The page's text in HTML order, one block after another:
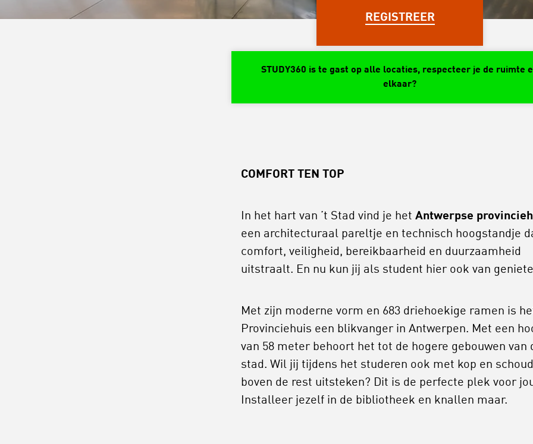
REGISTREER
STUDY360 is te gast op alle locaties, respecteer je de ruimte
elkaar?
COMFORT TEN TOP
In het hart van ’t Stad vind je het Antwerpse
een architecturaal pareltje en technisch hoogstandje
comfort, veiligheid, bereikbaarheid en duurzaamheid
uitstraalt. En nu kun jij als student hier ook van
Met zijn moderne vorm en 683 driehoekige ramen is
Provinciehuis een blikvanger in Antwerpen. Met een
van 58 meter behoort het tot de hogere gebouwen van
stad. Wil jij tijdens het studeren ook met kop en
boven de rest uitsteken? Dit is de perfecte plek voor
Installeer jezelf in de bibliotheek en knallen maar.